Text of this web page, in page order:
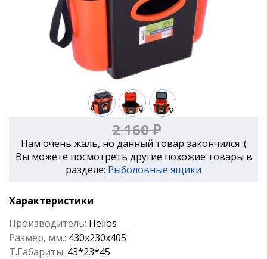
2 160 ₽
Нам очень жаль, но данный товар закончился :(
Вы можете посмотреть другие похожие товары в
разделе: Рыболовные ящики
Характеристики
Производитель: Helios
Размер, мм.: 430x230x405
Т.Габариты: 43*23*45